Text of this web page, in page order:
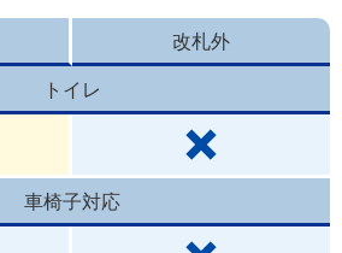
改札外
トイレ
車椅子対応